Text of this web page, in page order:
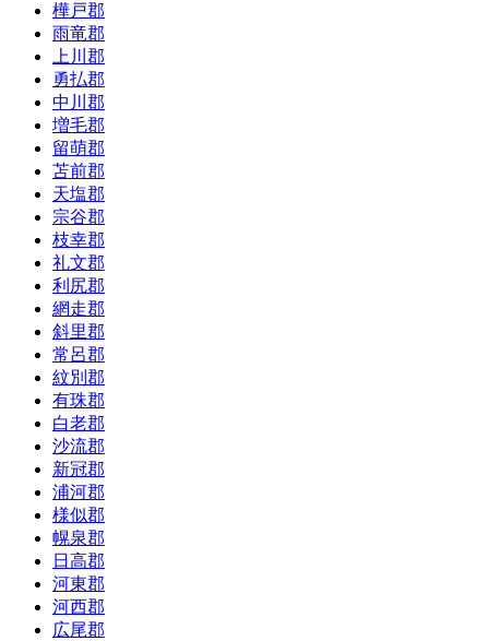
樺戸郡
雨竜郡
上川郡
勇払郡
中川郡
増毛郡
留萌郡
苫前郡
天塩郡
宗谷郡
枝幸郡
礼文郡
利尻郡
網走郡
斜里郡
常呂郡
紋別郡
有珠郡
白老郡
沙流郡
新冠郡
浦河郡
様似郡
幌泉郡
日高郡
河東郡
河西郡
広尾郡